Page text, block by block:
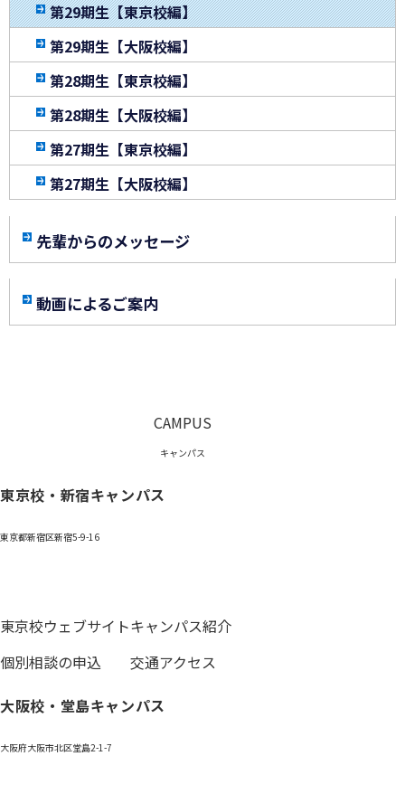
第29期生【東京校編】
第29期生【大阪校編】
第28期生【東京校編】
第28期生【大阪校編】
第27期生【東京校編】
第27期生【大阪校編】
先輩からのメッセージ
動画によるご案内
CAMPUS
キャンパス
東京校・新宿キャンパス
東京都新宿区新宿5-9-16
東京校ウェブサイトキャンパス紹介
個別相談の申込
交通アクセス
大阪校・堂島キャンパス
大阪府大阪市北区堂島2-1-7